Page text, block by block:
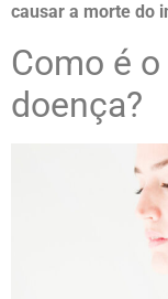
causar a morte do
Como é
doença?